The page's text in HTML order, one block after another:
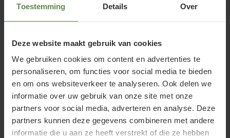
Toestemming Details Over
Deze website maakt gebruik van cookies
We gebruiken cookies om content en advertenties te
personaliseren, om functies voor social media te bieden
en om ons websiteverkeer te analyseren. Ook delen we
informatie over uw gebruik van onze site met onze
partners voor social media, adverteren en analyse. Deze
partners kunnen deze gegevens combineren met andere
informatie die u aan ze heeft verstrekt of die ze hebben
binnen ons uitgebreide assortiment.
Rozen bestellen bij Tuinplantenwinkel.nl
Wij leveren al onze rozen in pot. Dit heeft als
voordeel dat ze jaarrond te planten en te kopen zijn.
Onze rozen worden goed verzorgd op ons